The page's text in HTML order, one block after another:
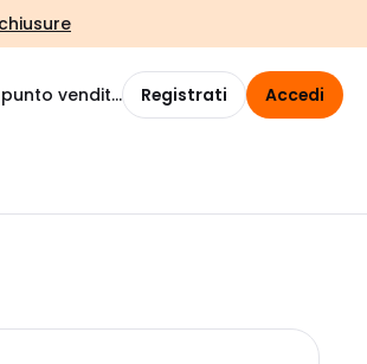
vendita Registrati Accedi